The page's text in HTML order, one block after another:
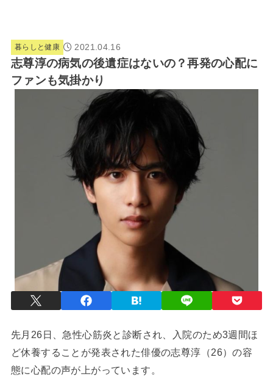
暮らしと健康 2021.04.16
志尊淳の病気の後遺症はないの？再発の心配に
ファンも気掛かり
先月26日、急性心筋炎と診断され、入院のため3週間ほ
ど休養することが発表された俳優の志尊淳（26）の容
態に心配の声が上がっています。